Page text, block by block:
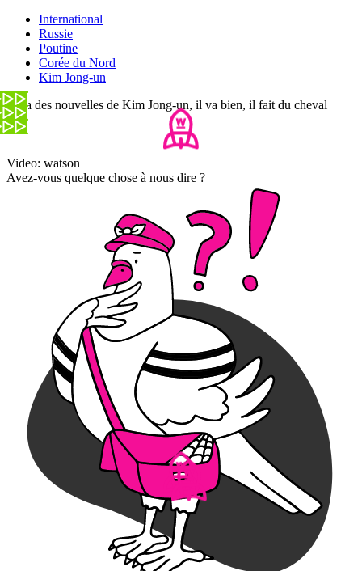
International
Russie
Poutine
Corée du Nord
Kim Jong-un
On a des nouvelles de Kim Jong-un, il va bien, il fait du cheval
Video: watson
Avez-vous quelque chose à nous dire ?